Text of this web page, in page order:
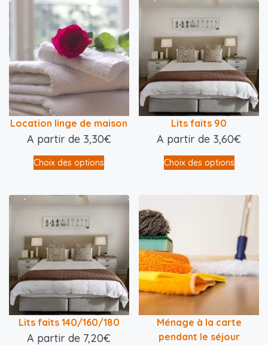
Location linge de maison
A partir de 3,30€
Choix des options
Lits faits 90
A partir de 3,60€
Choix des options
Lits faits 140/160/180
A partir de 7,20€
Ménage à la carte
pendant le séjour